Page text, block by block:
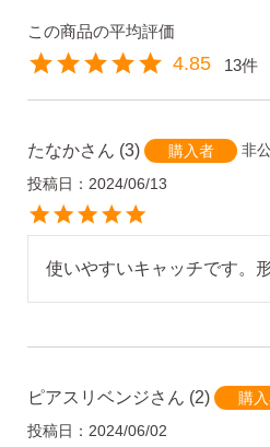
なでしこスタイルについて
4.85 13
たなか 3 購入者
非
投稿日
2024/06/13
使いやすいキャッチです。
ピアスリベンジ 2 購
投稿日
2024/06/02